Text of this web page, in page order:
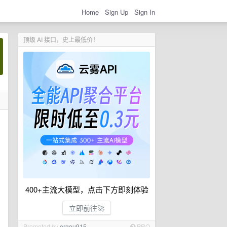
Home Sign Up Sign In
顶级 AI 接口，史上最低价！
400+主流大模型，点击下方即刻体验
立即前往🚀